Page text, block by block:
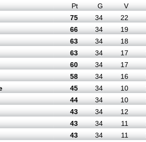
Pt G V
75 34 22
66 34 19
63 34 18
63 34 17
60 34 17
58 34 16
45 34 10
44 34 10
43 34 12
43 34 11
43 34 11